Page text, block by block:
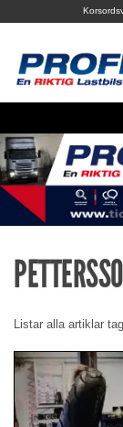
to
Listar alla artiklar